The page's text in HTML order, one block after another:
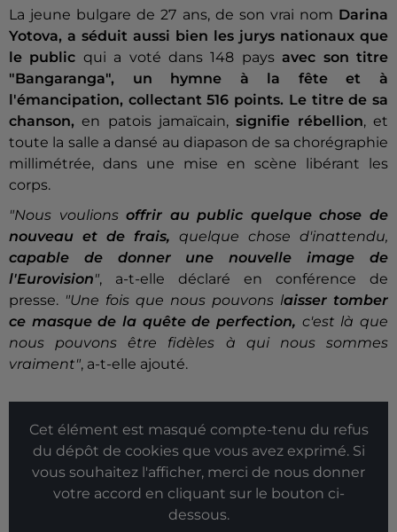
La jeune bulgare de 27 ans, de son vrai nom Darina
Yotova, a séduit aussi bien les jurys nationaux que
le public qui a voté dans 148 paysavec son titre
"Bangaranga", un hymne à la fête et à
l'émancipation, collectant 516 points. Le titre de sa
chanson, en patois jamaïcain,signifie rébellion, et
toute la salle a dansé au diapason de sa chorégraphie
millimétrée, dans une mise en scène libérant les
corps.
"Nous voulionsoffrir au public quelque chose de
nouveau et de frais, quelque chose d'inattendu,
capable de donner une nouvelle image de
l'Eurovision", a-t-elle déclaré en conférence de
presse. "Une fois que nous pouvons laisser tomber
ce masque de la quête de perfection, c'est là que
nous pouvons être fidèles à qui nous sommes
vraiment", a-t-elle ajouté.
Cet élément est masqué compte-tenu du refus
du dépôt de cookies que vous avez exprimé. Si
vous souhaitez l'afficher, merci de nous donner
votre accord en cliquant sur le bouton ci-
dessous.